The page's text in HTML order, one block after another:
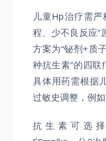
儿童Hp治疗需
程、少不良反应”
方案为“铋剂+质
种抗生素”的四联
具体用药需根据
过敏史调整，例如
抗生素可选